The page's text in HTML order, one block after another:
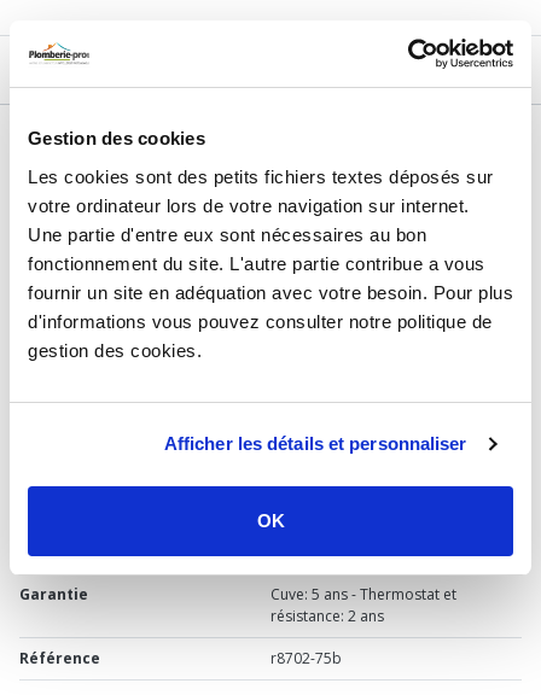
Gestion des cookies
Les cookies sont des petits fichiers textes déposés sur
votre ordinateur lors de votre navigation sur internet.
Une partie d'entre eux sont nécessaires au bon
fonctionnement du site. L'autre partie contribue a vous
fournir un site en adéquation avec votre besoin. Pour plus
d'informations vous pouvez consulter notre politique de
gestion des cookies.
Afficher les détails et personnaliser
OK
- Anode : Magnésium
- Résistance : Blindée 2000W
- Isolation : Sans CFC
- Raccordement en eau : 20/27
DESCRIPTIF
DÉTAILS TECHNIQUES
Chauffe-eau électrique
Usage Production d'eau chaude sanitaire
Marque Ariston
Matière Corps en acier
Capacité
Dimension H : 470 x L : 760 x P : 485 mm
Nombre de personnes dans le
1 à 2
C
Certification NF
Garantie
Cuve: 5 ans - Thermostat et
résistance: 2 ans
Référence r8702-75b